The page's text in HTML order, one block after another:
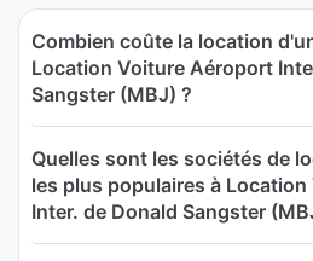
Combien coûte la location
Location Voiture Aéroport
Sangster (MBJ) ?
Quelles sont les sociétés de
les plus populaires à
Inter. de Donald Sangster